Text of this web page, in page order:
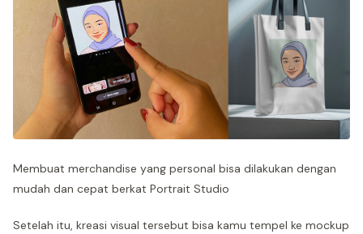
Membuat merchandise yang personal bisa dilakukan dengan
mudah dan cepat berkat Portrait Studio
Setelah itu, kreasi visual tersebut bisa kamu tempel ke mockup